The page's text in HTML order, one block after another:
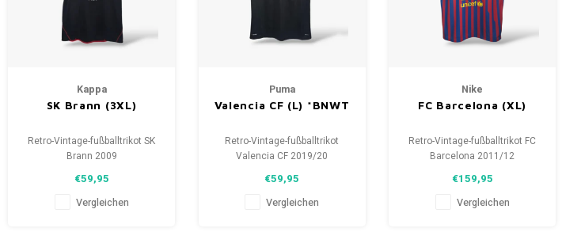
Kappa
SK Brann (3XL)
Retro-Vintage-fußballtrikot SK
Brann 2009
Gesamtzustand des Hemdes:
8/10 (gebraucht)
€59,95
Vergleichen
Puma
Valencia CF (L) *BNWT
Retro-Vintage-fußballtrikot
Valencia CF 2019/20
Gesamtzustand des Hemdes:
10/10 (BNWT)
€59,95
Vergleichen
Nike
FC Barcelona (XL)
Retro-Vintage-fußballtrikot FC
Barcelona 2011/12
Gesamtzustand des Hemdes:
10/10 (gebraucht)
€159,95
Vergleichen